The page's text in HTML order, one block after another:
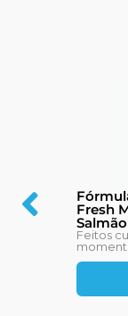
Fresh
Salmão
Feitos